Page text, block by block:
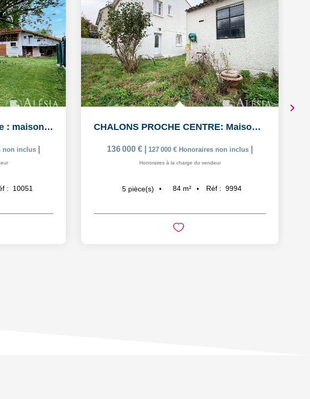
Saint Jean Devant Possesse : maison de charme avec...
non inclus
: 10051
CHALONS PROCHE CENTRE: Maison de 5 pièces avec garage
136 000 € 127 000 € Honoraires non inclus
Honoraires à la charge du vendeur
5 pièce(s) 84 m² Réf : 9994